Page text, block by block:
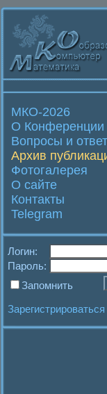
МКО-2026
О Конференции
Вопросы и
Архив
Фотогалерея
О сайте
Контакты
Telegram
Логин:
Пароль:
Запомнить
Зарегистрироваться